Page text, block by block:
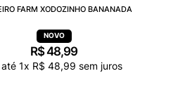
FARM XODOZINHO BANANADA
R$48,99
até 1x R$ 48,99 sem juros